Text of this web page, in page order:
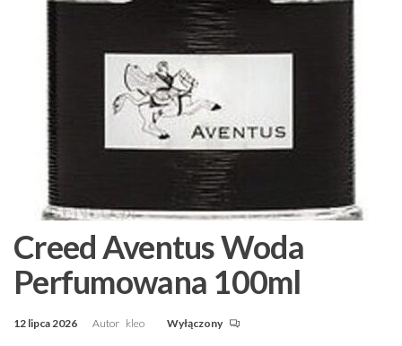
Creed Aventus Woda
Perfumowana 100ml
12 lipca 2026 Autor kleo Wyłączony